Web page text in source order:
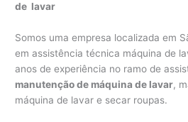
de lavar
Somos uma empresa localizada em
em assistência técnica máquina de
anos de experiência no ramo de
manutenção de máquina de lavar,
máquina de lavar e secar roupas.